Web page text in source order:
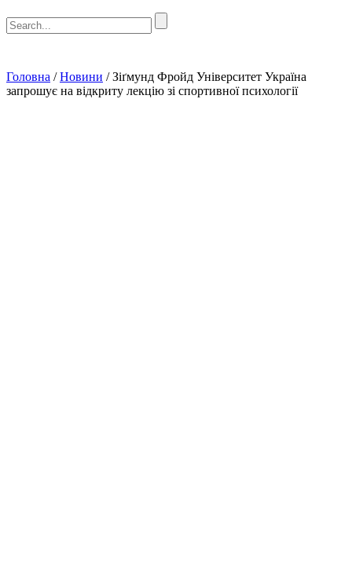
Головна /Новини /Зіґмунд Фройд Університет Україна
запрошує на відкриту лекцію зі спортивної психології